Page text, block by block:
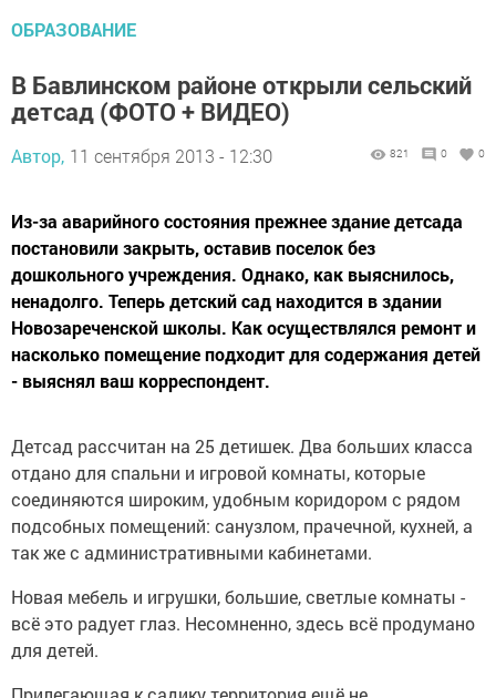
ОБРАЗОВАНИЕ
В Бавлинском районе открыли сельский
детсад (ФОТО + ВИДЕО)
Автор, 11 сентября 2013 - 12:30 821 0 0
Из-за аварийного состояния прежнее здание детсада
постановили закрыть, оставив поселок без
дошкольного учреждения. Однако, как выяснилось,
ненадолго. Теперь детский сад находится в здании
Новозареченской школы. Как осуществлялся ремонт и
насколько помещение подходит для содержания детей
- выяснял ваш корреспондент.
Детсад рассчитан на 25 детишек. Два больших класса
отдано для спальни и игровой комнаты, которые
соединяются широким, удобным коридором с рядом
подсобных помещений: санузлом, прачечной, кухней, а
так же с административными кабинетами.
Новая мебель и игрушки, большие, светлые комнаты -
всё это радует глаз. Несомненно, здесь всё продумано
для детей.